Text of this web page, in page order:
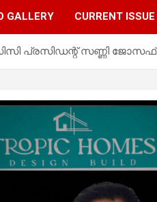
GALLERY CURRENT ISSUE
പ്രസിഡന്റ് സണ്ണി ജോസഫ്